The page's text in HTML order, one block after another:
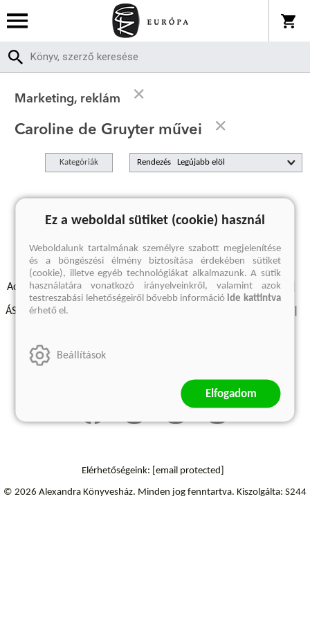
Marketing, reklám
Caroline de Gruyter művei
Kategóriák Rendezés
A keresett kifejezésre nincs találat
Adatvédelmi szabályzatok Elállási felmondási nyilatkozat
ÁSZF - Vásárlási feltételek
Szállítási információk
Elérhetőségeink: [email protected]
© 2026 Alexandra Könyvesház. Minden jog fenntartva. Kiszolgálta: S244
Ez a weboldal sütiket (cookie) használ
Weboldalunk tartalmának személyre szabott megjelenítése
és a böngészési élmény biztosítása érdekében sütiket
(cookie), illetve egyéb technológiákat alkalmazunk. A sütik
használatára vonatkozó irányelveinkről, valamint azok
testreszabási lehetőségeiről bővebb információide kattintva
érhető el.
Beállítások
Elfogadom